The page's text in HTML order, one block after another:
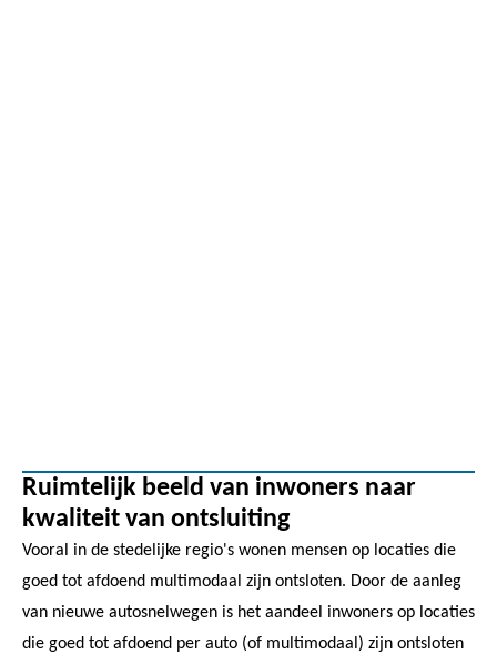
Ruimtelijk beeld van inwoners naar
kwaliteit van ontsluiting
Vooral in de stedelijke regio's wonen mensen op locaties die
goed tot afdoend multimodaal zijn ontsloten. Door de aanleg
van nieuwe autosnelwegen is het aandeel inwoners op locaties
die goed tot afdoend per auto (of multimodaal) zijn ontsloten